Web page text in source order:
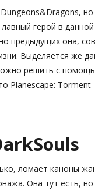
герой в
предыдущих она,
Выделяется же
решить с
Planescape:
ломает каноны
Она тут есть,